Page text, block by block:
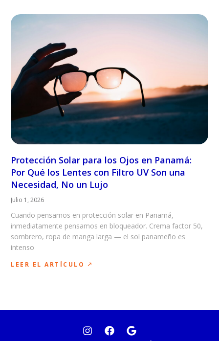
Protección Solar para los Ojos en Panamá:
Por Qué los Lentes con Filtro UV Son una
Necesidad, No un Lujo
Julio 1, 2026
Cuando pensamos en protección solar en Panamá,
inmediatamente pensamos en bloqueador. Crema factor 50,
sombrero, ropa de manga larga — el sol panameño es
intenso
LEER EL ARTÍCULO 🡕